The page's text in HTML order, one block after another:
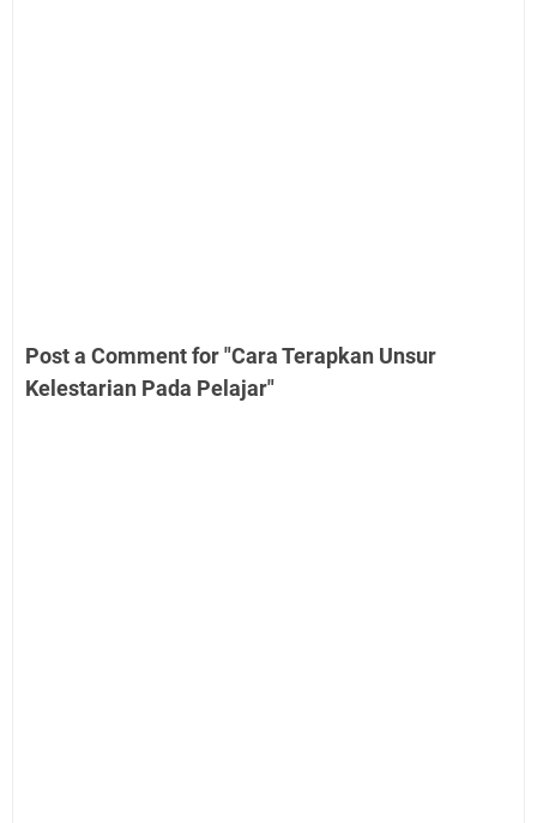
Post a Comment for "Cara Terapkan Unsur
Kelestarian Pada Pelajar"